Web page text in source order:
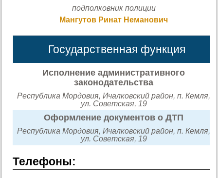
подполковник полиции
Мангутов Ринат Неманович
Государственная функция
Исполнение административного
законодательства
Республика Мордовия, Ичалковский район, п. Кемля,
ул. Советская, 19
Оформление документов о ДТП
Республика Мордовия, Ичалковский район, п. Кемля,
ул. Советская, 19
Телефоны: